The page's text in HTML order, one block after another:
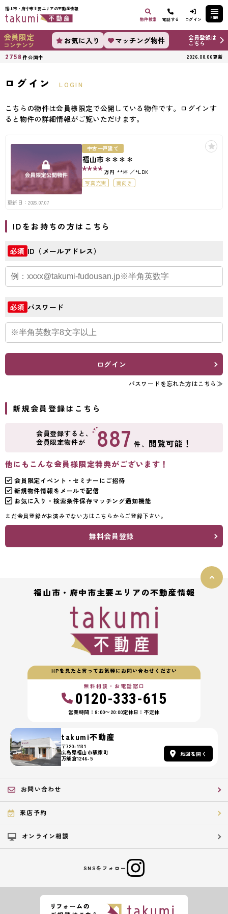
福山市・府中市主要エリアの不動産情報
物件検索
電話する ログイン MENU
会員限定
コンテンツ お気に入り マッチング物件 会員登録は
こちら
2758 件公開中 2026.08.06更新
ログイン LOGIN
こちらの物件は会員様限定で公開している物件です。ログインす
ると物件の詳細情報がご覧いただけます。
中古一戸建て
福山市＊＊＊＊
**** 万円 **坪
*LDK
写真充実
南向き
更新日：2026.07.07
IDをお持ちの方はこちら
必須 ID（メールアドレス）
必須 パスワード
ログイン
パスワードを忘れた方はこちら≫
新規会員登録はこちら
会員登録すると、
会員限定物件が
887 件、 閲覧可能！
他にもこんな会員様限定特典がございます！
会員限定イベント・セミナーにご招待
新規物件情報をメールで配信
お気に入り・検索条件保存マッチング通知機能
まだ会員登録がお済みでない方はこちらからご登録下さい。
無料会員登録
福山市・府中市主要エリアの不動産情報
HPを見たと言ってお気軽にお問い合わせください
無料相談・お電話窓口
0120-333-615
営業時間：8:00〜20:00定休日：不定休
takumi不動産
〒720-1131
広島県福山市駅家町
万能倉1246-5
地図を開く
お問い合わせ
来店予約
オンライン相談
SNSをフォロー